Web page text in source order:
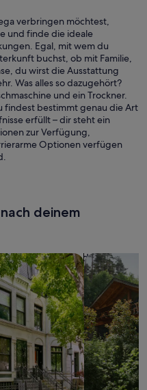
verbringen möchtest,
und finde die ideale
Egal, mit wem du
buchst, ob mit Familie,
du wirst die Ausstattung
Was alles so dazugehört?
und ein Trockner.
findest bestimmt genau die Art
erfüllt – dir steht ein
zur Verfügung,
Optionen verfügen
deinem
Ferienwohnungen oder
Suche nach